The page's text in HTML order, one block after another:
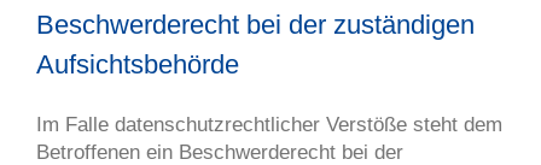
Beschwerderecht bei der zuständigen
Aufsichtsbehörde
Im Falle datenschutzrechtlicher Verstöße steht dem
Betroffenen ein Beschwerderecht bei der